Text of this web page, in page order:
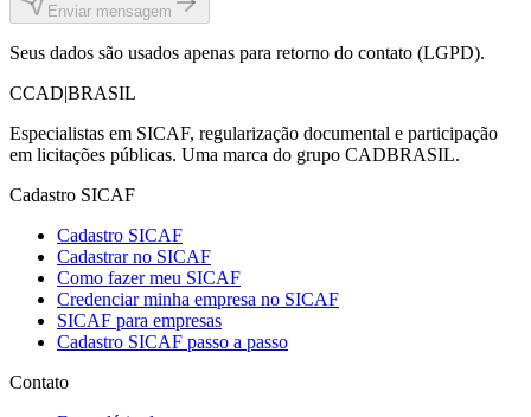
Enviar mensagem
Seus dados são usados apenas para retorno do contato (LGPD).
CCAD|BRASIL
Especialistas em SICAF, regularização documental e participação
em licitações públicas. Uma marca do grupo CADBRASIL.
Cadastro SICAF
Cadastro SICAF
Cadastrar no SICAF
Como fazer meu SICAF
Credenciar minha empresa no SICAF
SICAF para empresas
Cadastro SICAF passo a passo
Contato